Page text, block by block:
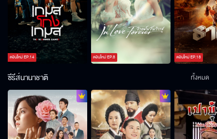
ตอนใหม่EP.14 ตอนใหม่EP.8 ตอนใหม่EP.18
ซีรีส์นานาชาติ ทั้งหมด